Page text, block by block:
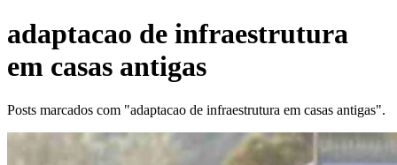
adaptacao de infraestrutura
em casas antigas
Posts marcados com "adaptacao de infraestrutura em casas antigas".